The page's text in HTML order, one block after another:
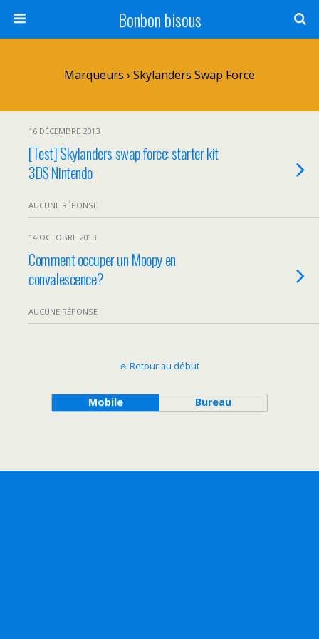
Bonbon bisous
Marqueurs › Skylanders Swap Force
16 DÉCEMBRE 2013
[Test] Skylanders swap force: starter kit
3DS Nintendo
AUCUNE RÉPONSE
14 OCTOBRE 2013
Comment occuper un Moopy en
convalescence?
AUCUNE RÉPONSE
Retour au début
Mobile Bureau